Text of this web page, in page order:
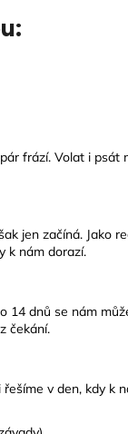
frází. Volat i psát
jen začíná. Jako
k nám dorazí.
14 dnů se nám
čekání.
v den, kdy k